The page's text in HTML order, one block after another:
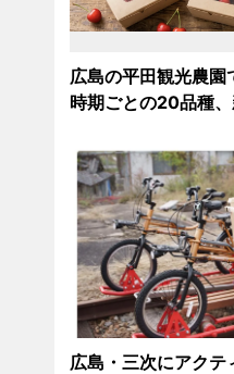
広島の平田観光農
時期ごとの20品種
広島・三次にアクテ